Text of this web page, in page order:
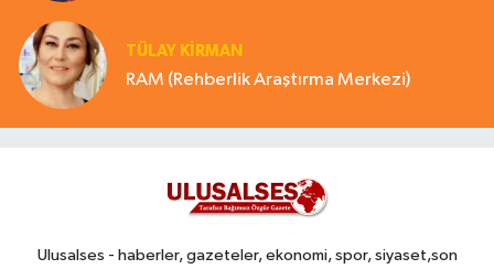
TÜLAY KİRMAN
RAM (Rehberlik Araştırma Merkezi)
Ulusalses - haberler, gazeteler, ekonomi, spor, siyaset,son